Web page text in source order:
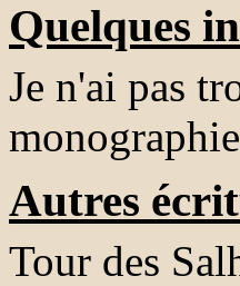
Quelques
Je n'ai pas
Autres
Tour des